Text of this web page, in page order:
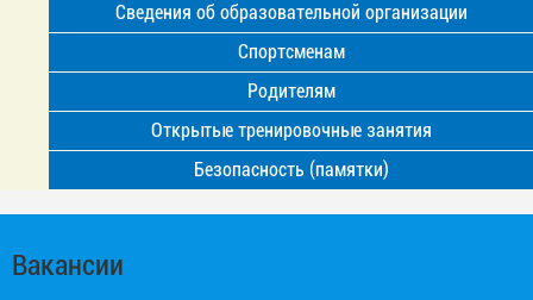
Сведения об образовательной организации
Спортсменам
Родителям
Открытые тренировочные занятия
Безопасность (памятки)
Вакансии